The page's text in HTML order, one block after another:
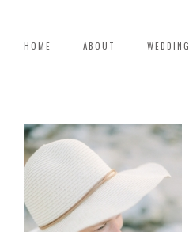
HOME ABOUT WEDDING